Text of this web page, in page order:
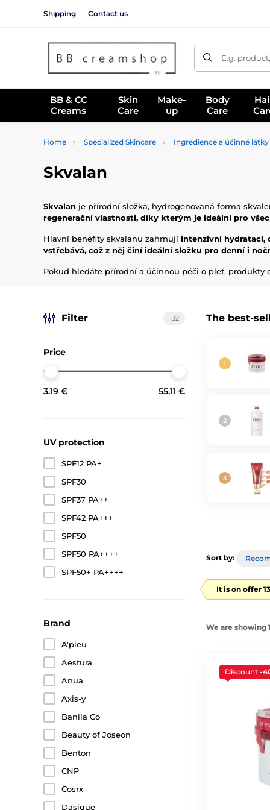
Shipping Contact us
E.g.
BB & CC
Creams
Skin
Care
Make-
up
Body
Care
Home Specialized Skincare Ingredience a účinné látky
Skvalan
Skvalan je přírodní složka, hydrogenovaná forma
regenerační vlastnosti, díky kterým je ideální pro
Hlavní benefity skvalanu zahrnují intenzivní hydrataci,
vstřebává, což z něj činí ideální složku pro denní i
Pokud hledáte přírodní a účinnou péči o pleť, produkty
The best-
Filter 132
Price
3.19 € 55.11 €
UV protection
SPF12 PA+
SPF30
SPF37 PA++
SPF42 PA+++
SPF50
SPF50 PA++++
SPF50+ PA++++
Brand
A'pieu
Aestura
Anua
Axis-y
Banila Co
Beauty of Joseon
Benton
CNP
Cosrx
Dasique
Sort by:
It is on offer
We are showing
Discount -